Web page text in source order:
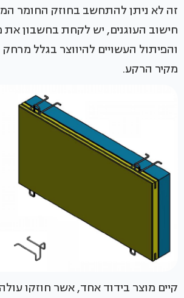
זה לא ניתן להתחשב בחוזק החומר
חישוב העוגנים, יש לקחת בחשבון את
והפיתול העשויים להיווצר בגלל
מקיר הרקע.
קיים מוצר בידוד אחד, אשר חוזקו